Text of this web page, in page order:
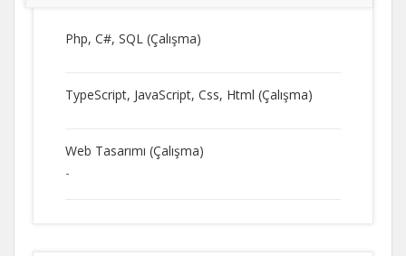
Php, C#, SQL (Çalışma)
TypeScript, JavaScript, Css, Html (Çalışma)
Web Tasarımı (Çalışma)
-